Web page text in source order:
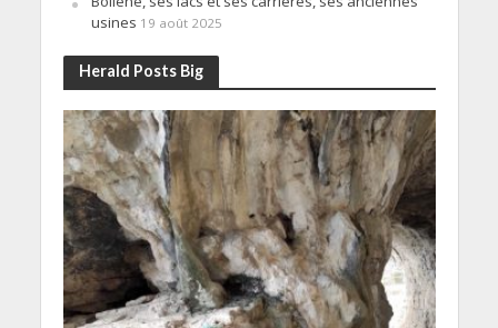
usines 19 août 2025
Herald Posts Big